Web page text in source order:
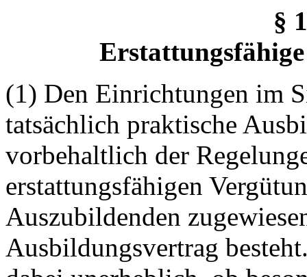
§
(1) Den Einrichtungen im
tatsächlich praktische
vorbehaltlich der
erstattungsfähigen
Auszubildenden
Ausbildungsvertrag